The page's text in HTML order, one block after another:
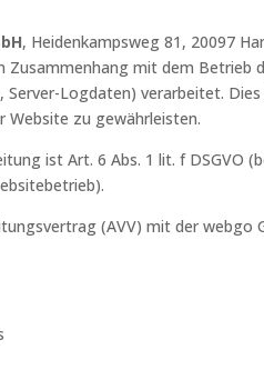
, Heidenkampsweg 81, 20097
Zusammenhang mit dem Betrieb
Server-Logdaten) verarbeitet.
Website zu gewährleisten.
ist Art. 6 Abs. 1 lit. f DSGVO
(AVV) mit der webgo